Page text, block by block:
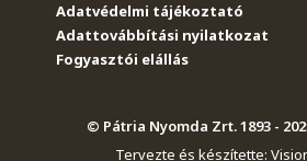
Adatvédelmi tájékoztató
Adattovábbítási nyilatkozat
Fogyasztói elállás
© Pátria Nyomda Zrt. 1893 -
Tervezte és készítette: